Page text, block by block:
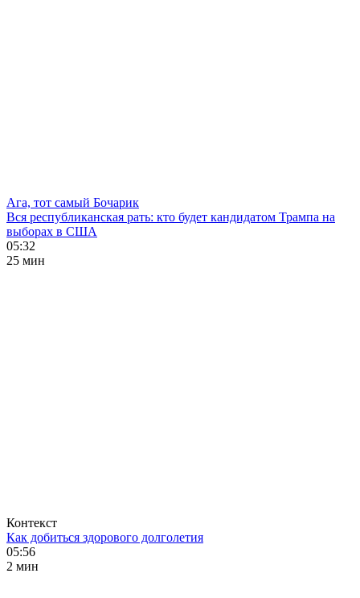
Ага, тот самый Бочарик
Вся республиканская рать: кто будет кандидатом Трампа на
выборах в США
05:32
25 мин
Контекст
Как добиться здорового долголетия
05:56
2 мин